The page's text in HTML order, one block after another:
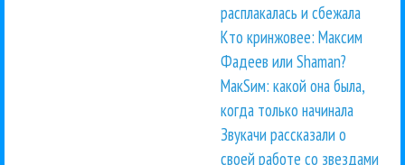
расплакалась и сбежала
Кто кринжовее: Максим
Фадеев или Shaman?
МакSим: какой она была,
когда только начинала
Звукачи рассказали о
своей работе со звездами